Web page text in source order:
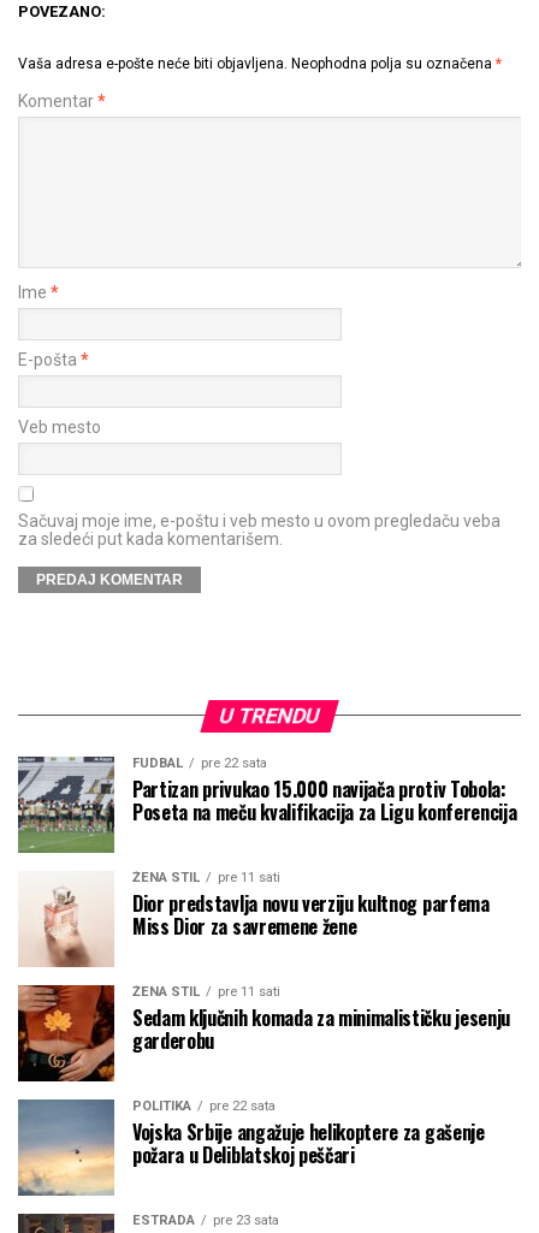
POVEZANO:
Vaša adresa e-pošte neće biti objavljena. Neophodna polja su označena *
Komentar*
Ime *
E-pošta *
Veb mesto
Sačuvaj moje ime, e-poštu i veb mesto u ovom pregledaču veba
za sledeći put kada komentarišem.
U TRENDU
FUDBAL pre 22 sata
Partizan privukao 15.000 navijača protiv Tobola:
Poseta na meču kvalifikacija za Ligu konferencija
ŽENA STIL pre 11 sati
Dior predstavlja novu verziju kultnog parfema
Miss Dior za savremene žene
ŽENA STIL pre 11 sati
Sedam ključnih komada za minimalističku jesenju
garderobu
POLITIKA pre 22 sata
Vojska Srbije angažuje helikoptere za gašenje
požara u Deliblatskoj peščari
ESTRADA pre 23 sata